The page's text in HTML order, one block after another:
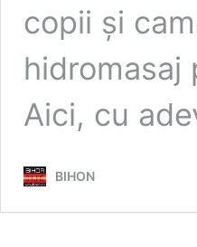
copii și
hidromasaj
Aici, cu
BIHON